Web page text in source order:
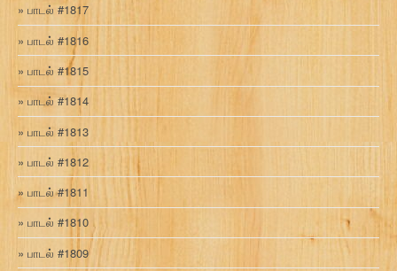
பாடல் #1817
பாடல் #1816
பாடல் #1815
பாடல் #1814
பாடல் #1813
பாடல் #1812
பாடல் #1811
பாடல் #1810
பாடல் #1809